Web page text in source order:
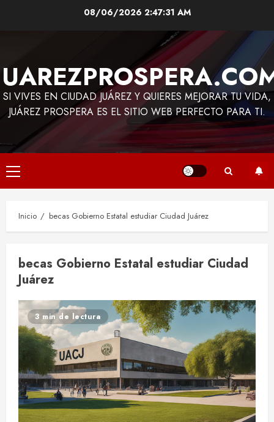
08/06/2026 2:47:31 AM
SI VIVES EN CIUDAD JUÁREZ Y QUIERES MEJORAR TU VIDA,
JUÁREZ PROSPERA ES EL SITIO WEB PERFECTO PARA TI.
Menú
principal
Inicio becas Gobierno Estatal estudiar Ciudad Juárez
becas Gobierno Estatal estudiar Ciudad
Juárez
3 min de lectura